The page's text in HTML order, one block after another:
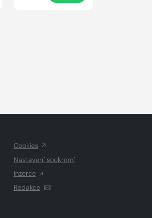
Cookies
Nastavení soukromí
Inzerce
Redakce